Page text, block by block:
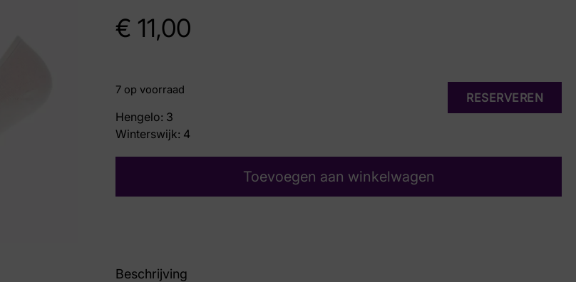
€ 11,00
RESERVEREN
7 op voorraad
Hengelo: 3
Winterswijk: 4
Toevoegen aan winkelwagen
Beschrijving